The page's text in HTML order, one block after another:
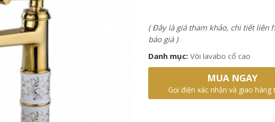
( Đây là giá tham khảo, chi tiết liên
báo giá )
Danh mục: Vòi lavabo cổ cao
MUA NGAY
Gọi điện xác nhận và giao hàng